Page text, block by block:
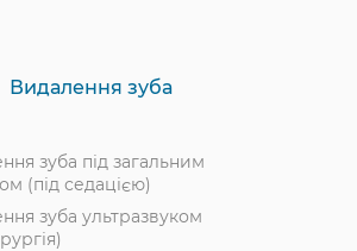
Видалення зуба
зуба під загальним
(під седацією)
зуба ультразвуком